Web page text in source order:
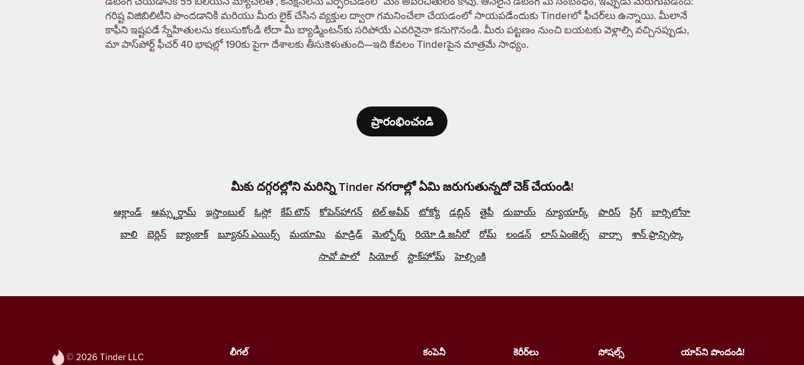
గరిష్ట విజిబిలిటీని పొందడానికి మరియు మీరు లైక్ చేసిన వ్యక్తుల ద్వారా గమనించేలా చేయడంలో సాయపడేందుకు Tinderలో ఫీచర్‌లు ఉన్నాయి. మీలానే
కాఫీని ఇష్టపడే స్నేహితులను కలుసుకోండి లేదా మీ బ్యాడ్మింటన్‌కు సరిపోయే ఎవరినైనా కనుగొనండి. మీరు పట్టణం నుంచి బయటకు వెళ్లాల్సి వచ్చినప్పుడు,
మా పాస్‌పోర్ట్ ఫీచర్ 40 భాషల్లో 190కు పైగా దేశాలకు తీసుకెళుతుంది—ఇది కేవలం Tinderపైన మాత్రమే సాధ్యం.
ప్రారంభించండి
మీకు దగ్గరల్లోని మరిన్ని Tinder నగరాల్లో ఏమి జరుగుతున్నదో చెక్ చేయండి!
ఆక్లాండ్ ఆమ్స్టర్డామ్ ఇస్తాంబుల్ ఓస్లో కేప్ టౌన్ కోపెన్‌హాగన్ టెల్ అవీవ్ టోక్యో డబ్లిన్ తైపీ దుబాయ్ న్యూయార్క్ పారిస్ ప్రేగ్
బార్సిలోనా
బాలి
బెర్లిన్ బ్యాంకాక్ బ్యూనస్ ఎయిర్స్ మయామి మాడ్రిడ్ మెల్బోర్న్ రియో డి జనీరో రోమ్ లండన్ లాస్ ఏంజెల్స్ వార్సా
శాన్ ఫ్రాన్సిస్కొ
సావో పాలో
సియోల్ స్టాక్‌హోమ్ హెల్సింకి
© 2026 Tinder LLC సోషల్స్
లీగల్ కెరీర్‌లు
కంపెనీ యాప్‌ని పొందండి!